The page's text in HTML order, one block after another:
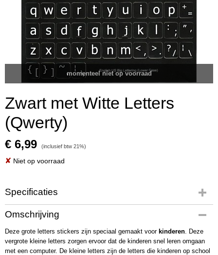
momenteel niet op voorraad
Zwart met Witte Letters
(Qwerty)
€ 6,99 (inclusief btw 21%)
✘ Niet op voorraad
Specificaties
Productcode
1003-01-1
EAN code
7422257224238
Omschrijving
Deze grote letters stickers zijn speciaal gemaakt voor kinderen. Deze
vergrote kleine letters zorgen ervoor dat de kinderen snel leren omgaan
met een computer. De kleine letters zijn de letters die kinderen op school